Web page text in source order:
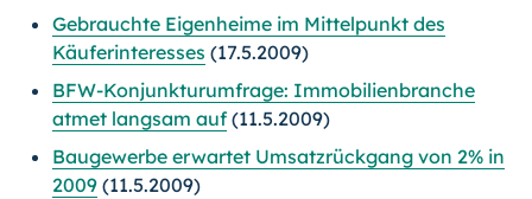
Gebrauchte Eigenheime im Mittelpunkt des
Käuferinteresses (17.5.2009)
BFW-Konjunkturumfrage: Immobilienbranche
atmet langsam auf (11.5.2009)
Baugewerbe erwartet Umsatzrückgang von 2% in
2009 (11.5.2009)